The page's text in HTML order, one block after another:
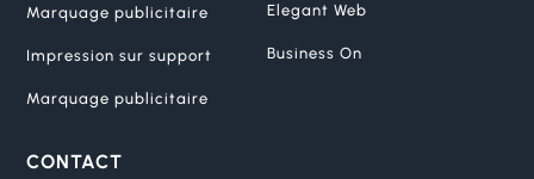
Marquage publicitaire
Impression sur support
Marquage publicitaire
CONTACT
Elegant Web
Business On